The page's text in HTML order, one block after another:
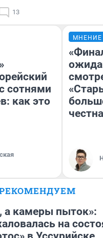
13
сотнями
как это
МНЕНИЕ
а камеры пыток»:
на